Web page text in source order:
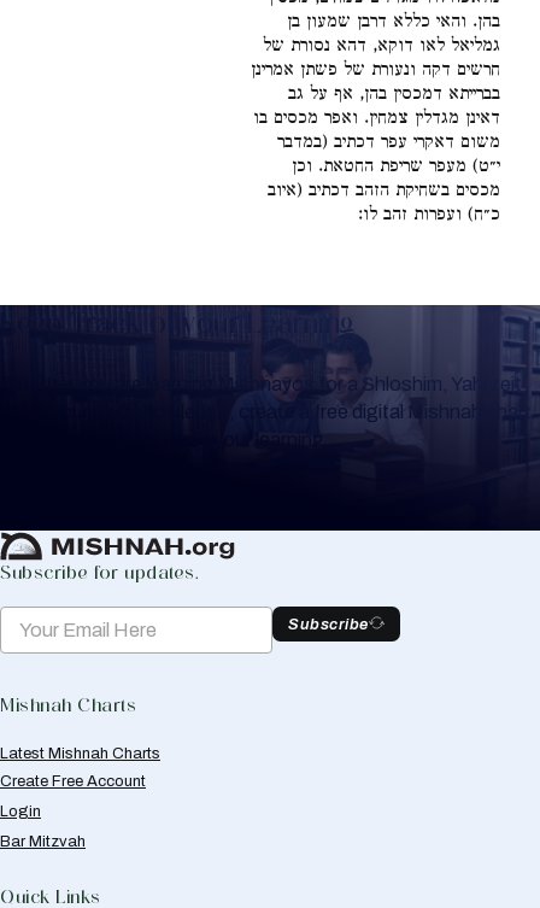
בהן. והאי כללא דרבן שמעון בן
גמליאל לאו דוקא, דהא נסורת של
חרשים דקה ונעורת של פשתן אמרינן
בברייתא דמכסין בהן, אף על גב
דאינן מגדלין צמחין. ואפר מכסים בו
משום דאקרי עפר דכתיב (במדבר
י״ט) מעפר שריפת החטאת. וכן
מכסים בשחיקת הזהב דכתיב (איוב
כ״ח) ועפרות זהב לו:
Keep Track of your Learning
Whether you are learning Mishnayos for a Shloshim, Yahrzeit
or for your own knowledge, create a free digital Mishnah chart
to help you keep track of your learning.
Subscribe for updates.
Subscribe
Mishnah Charts
Latest Mishnah Charts
Create Free Account
Login
Bar Mitzvah
Quick Links